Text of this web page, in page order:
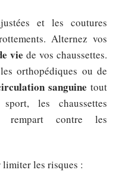
et les coutures
Alternez vos
vie de vos chaussettes.
orthopédiques ou de
sanguine tout
les chaussettes
rempart contre les
limiter les risques :